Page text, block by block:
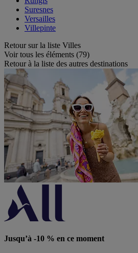
Suresnes
Versailles
Villepinte
Retour sur la liste Villes
Voir tous les éléments (79)
Retour à la liste des autres destinations
Jusqu’à -10 % en ce moment